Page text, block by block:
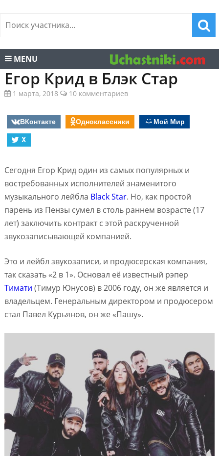
MENU
Егор Крид в Блэк Стар
1 марта, 2018 10 комментариев
ВКонтакте Одноклассники
Мой Мир
X
Сегодня Егор Крид один из самых популярных и
востребованных исполнителей знаменитого
музыкального лейбла Black Star. Но, как простой
парень из Пензы сумел в столь раннем возрасте (17
лет) заключить контракт с этой раскрученной
звукозаписывающей компанией.
Это и лейбл звукозаписи, и продюсерская компания,
так сказать «2 в 1». Основал её известный рэпер
Тимати (Тимур Юнусов) в 2006 году, он же является и
владельцем. Генеральным директором и продюсером
стал Павел Курьянов, он же «Пашу».